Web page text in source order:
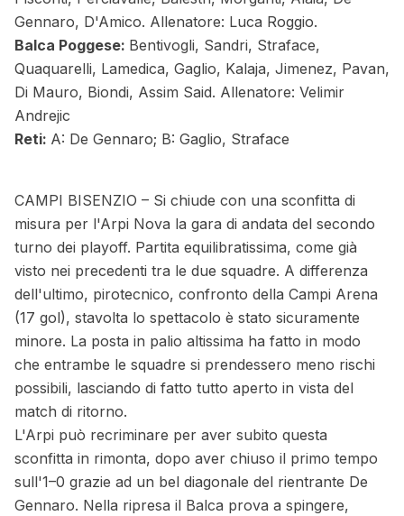
Gennaro, D'Amico. Allenatore: Luca Roggio.
Balca Poggese: Bentivogli, Sandri, Straface,
Quaquarelli, Lamedica, Gaglio, Kalaja, Jimenez, Pavan,
Di Mauro, Biondi, Assim Said. Allenatore: Velimir
Andrejic
Reti: A: De Gennaro; B: Gaglio, Straface
CAMPI BISENZIO – Si chiude con una sconfitta di
misura per l'Arpi Nova la gara di andata del secondo
turno dei playoff. Partita equilibratissima, come già
visto nei precedenti tra le due squadre. A differenza
dell'ultimo, pirotecnico, confronto della Campi Arena
(17 gol), stavolta lo spettacolo è stato sicuramente
minore. La posta in palio altissima ha fatto in modo
che entrambe le squadre si prendessero meno rischi
possibili, lasciando di fatto tutto aperto in vista del
match di ritorno.
L'Arpi può recriminare per aver subito questa
sconfitta in rimonta, dopo aver chiuso il primo tempo
sull'1–0 grazie ad un bel diagonale del rientrante De
Gennaro. Nella ripresa il Balca prova a spingere,